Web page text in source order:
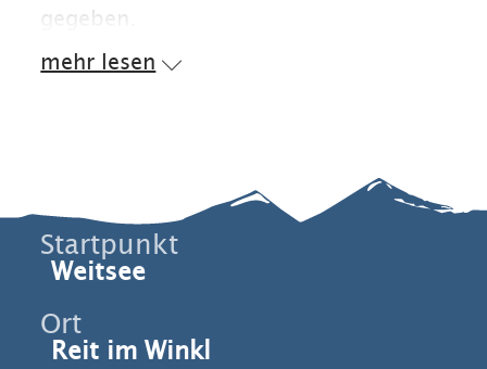
gegeben.
mehr lesen
Startpunkt
Weitsee
Ort
Reit im Winkl